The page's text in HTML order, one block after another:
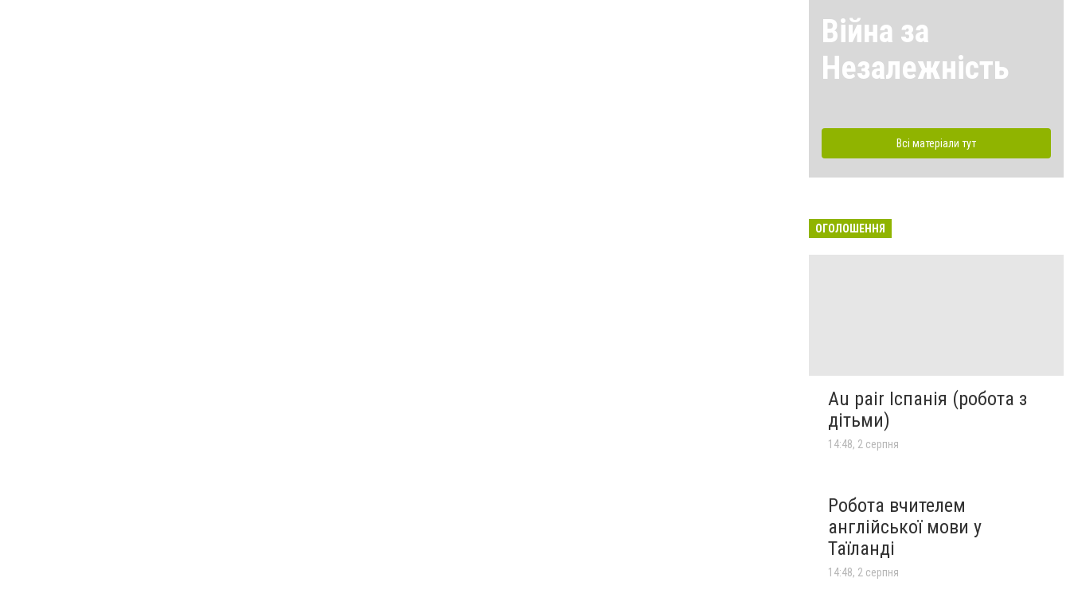
Війна за
Незалежність
Всі матеріали тут
ОГОЛОШЕННЯ
Au pair Іспанія (робота з
дітьми)
14:48, 2 серпня
Робота вчителем
англійської мови у
Таїланді
14:48, 2 серпня